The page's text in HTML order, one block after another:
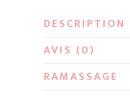
sel
quantity
DESCRIPTION
AVIS (0)
RAMASSAGE